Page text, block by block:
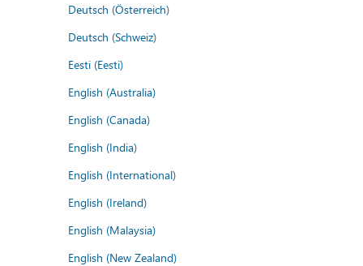
Deutsch (Österreich)
Deutsch (Schweiz)
Eesti (Eesti)
English (Australia)
English (Canada)
English (India)
English (International)
English (Ireland)
English (Malaysia)
English (New Zealand)